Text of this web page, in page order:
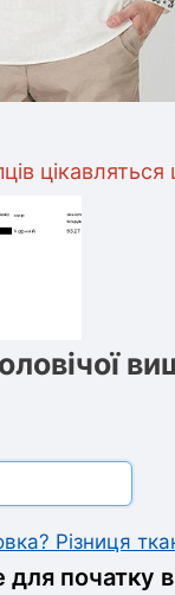
цим
Різниця
для початку